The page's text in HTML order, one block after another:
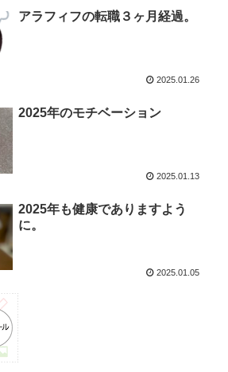
アラフィフの転職３ヶ月経過。
2025.01.26
2025年のモチベーション
2025.01.13
2025年も健康でありますよう
に。
2025.01.05